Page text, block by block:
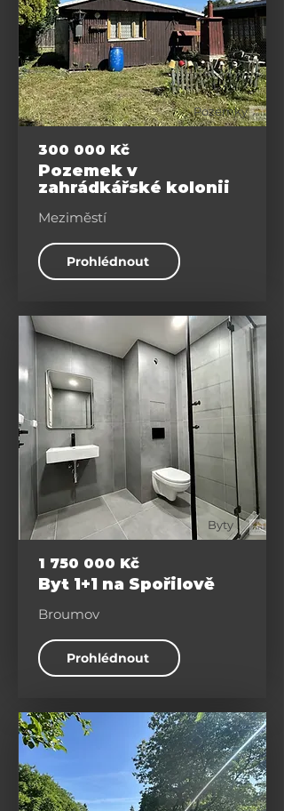
Pozemky
300 000 Kč
Pozemek v
zahrádkářské kolonii
Meziměstí
Prohlédnout
Byty
1 750 000 Kč
Byt 1+1 na Spořilově
Broumov
Prohlédnout